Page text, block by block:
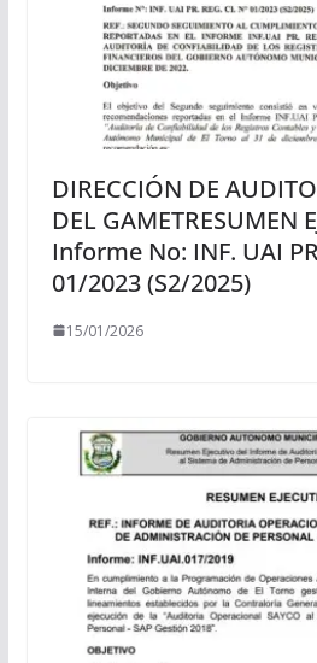
DIRECCIÓN DE
DEL GAMETRESUMEN
Informe No: INF. UAI
01/2023 (S2/2025)
15/01/2026